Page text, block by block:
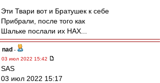
Эти Твари вот и Братушек к себе
Прибрали, после того как
Шальке послали их НАХ...
nad -
03 июл 2022 15:42
SAS
03 июл 2022 15:17